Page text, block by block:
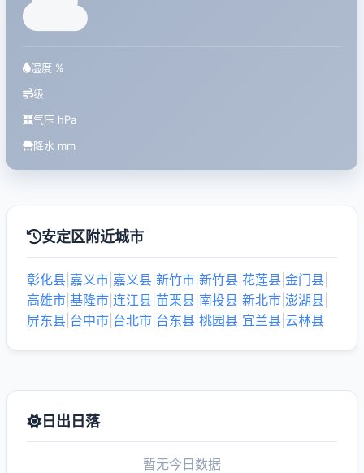
湿度 %
级
气压 hPa
降水 mm
安定区附近城市
彰化县 嘉义市 嘉义县 新竹市 新竹县 花莲县 金门县
高雄市 基隆市 连江县 苗栗县 南投县 新北市 澎湖县
屏东县 台中市 台北市 台东县 桃园县 宜兰县 云林县
日出日落
暂无今日数据